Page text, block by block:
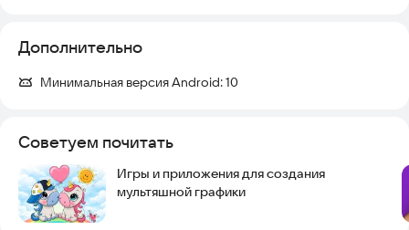
Дополнительно
Минимальная версия Android:10
Советуем почитать
Игры и приложения для создания
мультяшной графики